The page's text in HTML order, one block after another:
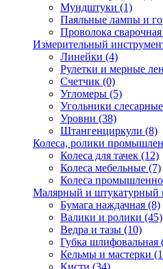
Мундштуки (1)
Паяльные лампы и
Проволока сварочная
Измерительный
Линейки (4)
Рулетки и мерные
Счетчик (0)
Угломеры (5)
Угольники слесарные
Уровни (38)
Штангенциркули (8)
Колеса, ролики
Колеса для тачек (12)
Колеса мебельные (7)
Колеса
Малярный и штукатурный
Бумага наждачная (8)
Валики и ролики (45)
Ведра и тазы (10)
Губка шлифовальная
Кельмы и мастерки
Кисти (34)